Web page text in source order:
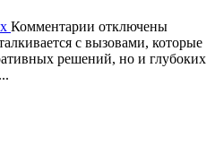
Комментарии к
записи
Обучающий
отключены
с вызовами, которые
решений, но и глубоких